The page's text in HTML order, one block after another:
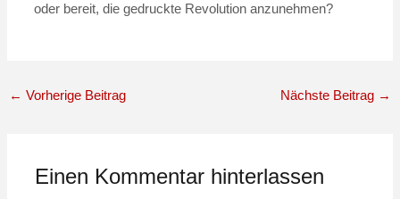
oder bereit, die gedruckte Revolution anzunehmen?
← Vorherige Beitrag Nächste Beitrag →
Einen Kommentar hinterlassen